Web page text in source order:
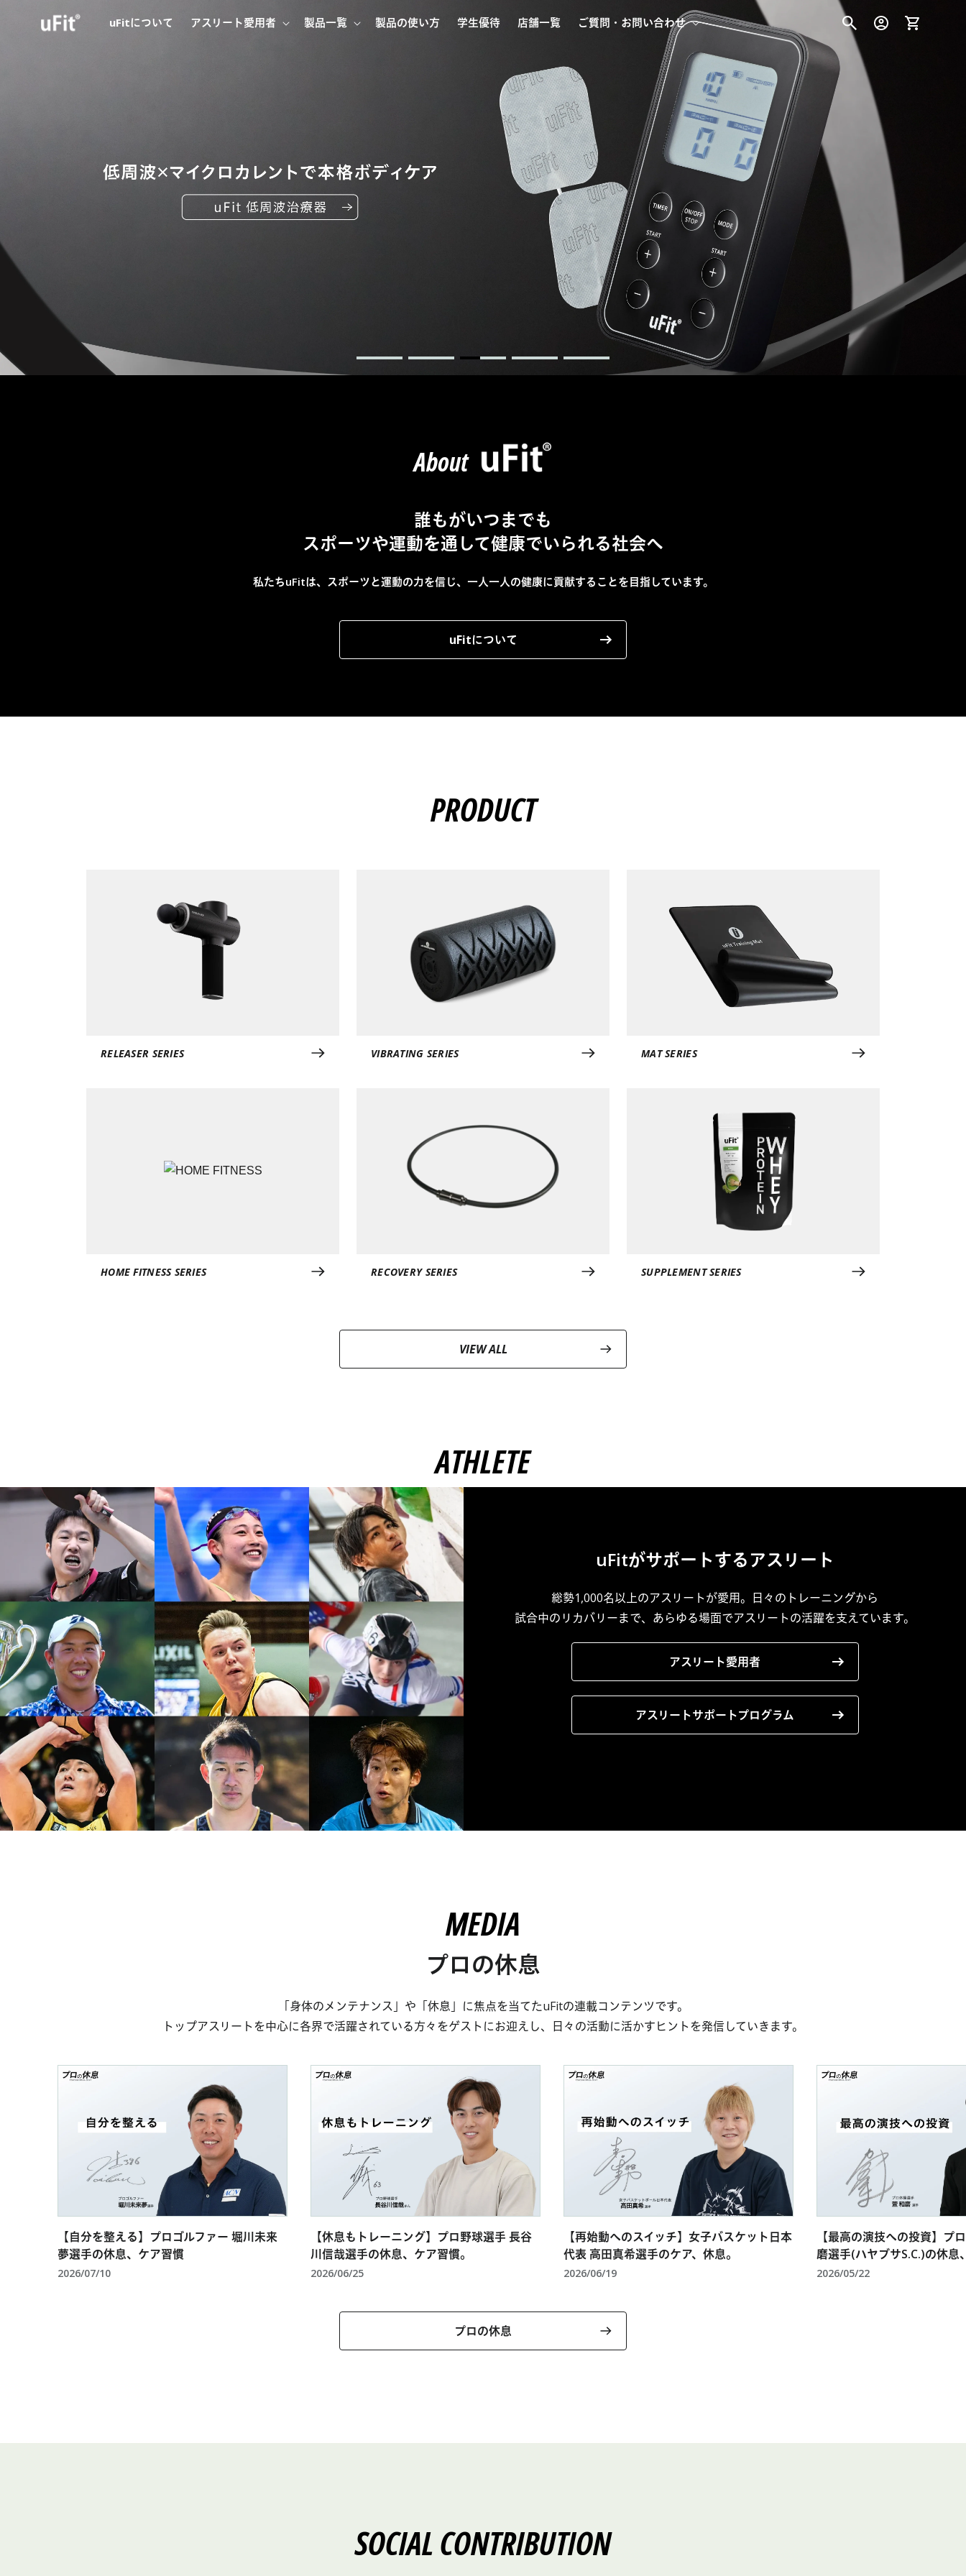
ツに進む
uFitについて アスリート愛用者 製品一覧 製品の使い方 学生優待 店舗一覧 ご質問・お問い合わせ
グ
イ
ー
About
誰もがいつまでも
スポーツや運動を通して健康でいられる社会へ
私たちuFitは、 スポーツと運動の力を信じ、 一人一人の健康に貢献することを目指しています。
uFitについて
PRODUCT
RELEASER SERIES VIBRATING SERIES MAT SERIES
HOME FITNESS SERIES RECOVERY SERIES SUPPLEMENT SERIES
VIEW ALL
ATHLETE
uFitがサポートするアスリート
総勢1,000名以上のアスリートが愛用。日々のトレーニングから
試合中のリカバリーまで、あらゆる場面でアスリートの活躍を支えています。
アスリート愛用者
アスリートサポートプログラム
MEDIA
プロの休息
「身体のメンテナンス」や「休息」に焦点を当てたuFitの連載コンテンツです。
トップアスリートを中心に各界で活躍されている方々をゲストにお迎えし、日々の活動に活かすヒントを発信していきます。
【自分を整える】プロゴルファー 堀川未来
夢選手の休息、ケア習慣
2026/07/10
【休息もトレーニング】プロ野球選手 長谷
川信哉選手の休息、ケア習慣。
2026/06/25
【再始動へのスイッチ】女子バスケット日本
代表 高田真希選手のケア、休息。
2026/06/19
【最高の演技への投資】プ
磨選手(ハヤブサS.C.)の休息
2026/05/22
プロの休息
SOCIAL CONTRIBUTION